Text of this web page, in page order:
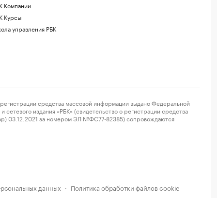
Компании
Курсы
управления РБК
средства массовой информации выдано Федеральной
издания «РБК» (свидетельство о регистрации средства
03.12.2021 за номером ЭЛ №ФС77-82385) сопровождаются
данных · Политика обработки файлов cookie